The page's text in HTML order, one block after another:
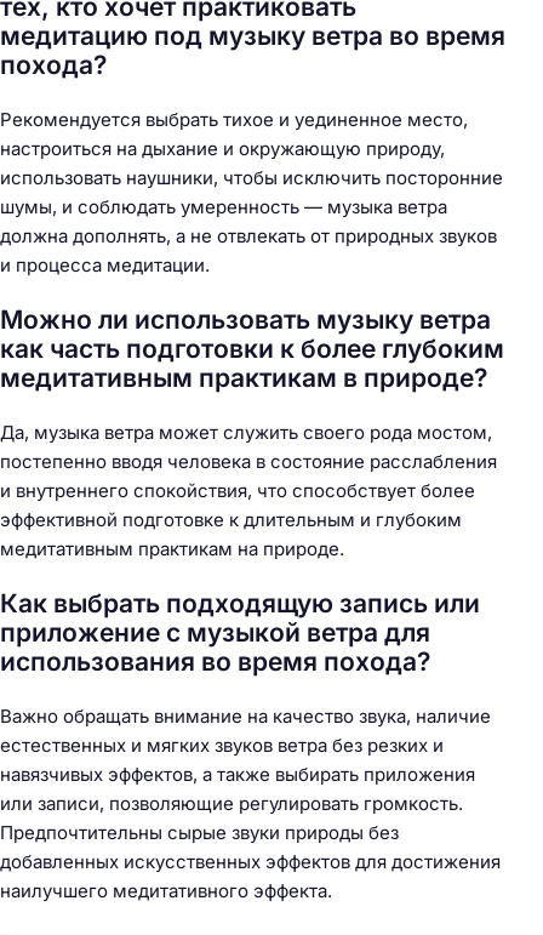
тех, кто хочет практиковать
медитацию под музыку ветра во время
похода?
Рекомендуется выбрать тихое и уединенное место,
настроиться на дыхание и окружающую природу,
использовать наушники, чтобы исключить посторонние
шумы, и соблюдать умеренность — музыка ветра
должна дополнять, а не отвлекать от природных звуков
и процесса медитации.
Можно ли использовать музыку ветра
как часть подготовки к более глубоким
медитативным практикам в природе?
Да, музыка ветра может служить своего рода мостом,
постепенно вводя человека в состояние расслабления
и внутреннего спокойствия, что способствует более
эффективной подготовке к длительным и глубоким
медитативным практикам на природе.
Как выбрать подходящую запись или
приложение с музыкой ветра для
использования во время похода?
Важно обращать внимание на качество звука, наличие
естественных и мягких звуков ветра без резких и
навязчивых эффектов, а также выбирать приложения
или записи, позволяющие регулировать громкость.
Предпочтительны сырые звуки природы без
добавленных искусственных эффектов для достижения
наилучшего медитативного эффекта.